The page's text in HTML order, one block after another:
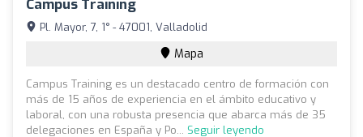
Campus Training
Pl. Mayor, 7, 1° - 47001, Valladolid
Mapa
Campus Training es un destacado centro de formación con
más de 15 años de experiencia en el ámbito educativo y
laboral, con una robusta presencia que abarca más de 35
delegaciones en España y Po... Seguir leyendo